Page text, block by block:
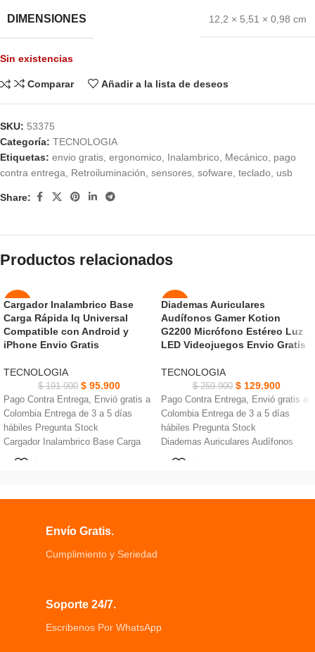
DIMENSIONES 12,2 × 5,51 × 0,98 cm
Sin existencias
Comparar Añadir a la lista de deseos
SKU: 53375
Categoría: TECNOLOGIA
Etiquetas: envio gratis, ergonomico, Inalambrico, Mecánico, pago
contra entrega, Retroiluminación, sensores, sofware, teclado, usb
Share:
Productos relacionados
-50%
NUEVO
Cargador Inalambrico Base
Carga Rápida Iq Universal
Compatible con Android y
iPhone Envio Gratis
TECNOLOGIA
$191.900 $95.900
Pago Contra Entrega, Envió gratis a
Colombia Entrega de 3 a 5 días
hábiles Pregunta Stock
Cargador Inalambrico Base Carga
Rápida Iq •5W carga estándar para
construcción compacta simple y
Modo de carga rápida permite hasta
Carga Rápida 10W Compatibilidad
-50%
NUEVO
Diademas Auriculares
Audífonos Gamer Kotion
G2200 Micrófono Estéreo Luz
LED Videojuegos Envio Gratis
TECNOLOGIA
$259.900 $129.900
Pago Contra Entrega, Envió gratis a
Colombia Entrega de 3 a 5 días
hábiles Pregunta Stock
Diademas Auriculares Audífonos
Gamer Kotion G2200
llamadas telefónicas, jugando juegos
Envío Gratis.
Cumplimiento y Seriedad
Soporte 24/7.
Escribenos Por WhatsApp